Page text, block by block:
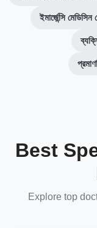
ইমার্জেন্সি
Best
Explore top